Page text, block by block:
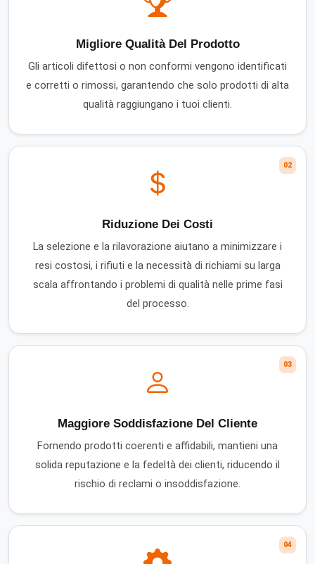
Migliore Qualità Del Prodotto
Gli articoli difettosi o non conformi vengono identificati
e corretti o rimossi, garantendo che solo prodotti di alta
qualità raggiungano i tuoi clienti.
02
Riduzione Dei Costi
La selezione e la rilavorazione aiutano a minimizzare i
resi costosi, i rifiuti e la necessità di richiami su larga
scala affrontando i problemi di qualità nelle prime fasi
del processo.
03
Maggiore Soddisfazione Del Cliente
Fornendo prodotti coerenti e affidabili, mantieni una
solida reputazione e la fedeltà dei clienti, riducendo il
rischio di reclami o insoddisfazione.
04